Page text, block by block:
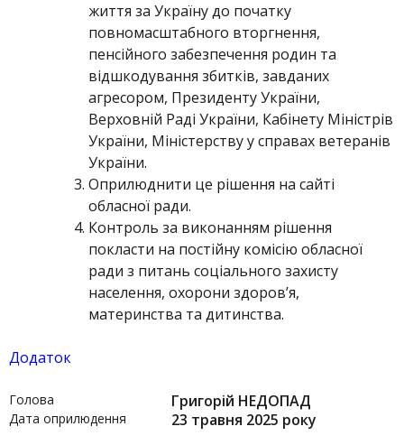
життя за Україну до початку
повномасштабного вторгнення,
пенсійного забезпечення родин та
відшкодування збитків, завданих
агресором, Президенту України,
Верховній Раді України, Кабінету Міністрів
України, Міністерству у справах ветеранів
України.
Оприлюднити це рішення на сайті
обласної ради.
Контроль за виконанням рішення
покласти на постійну комісію обласної
ради з питань соціального захисту
населення, охорони здоров’я,
материнства та дитинства.
Додаток
Голова Григорій НЕДОПАД
Дата оприлюдення 23 травня 2025 року